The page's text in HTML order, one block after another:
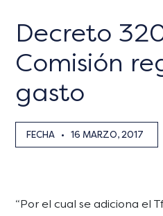
Decreto
Comisión
gasto
FECHA • 16 MARZO, 2017
“Por el cual se adiciona el